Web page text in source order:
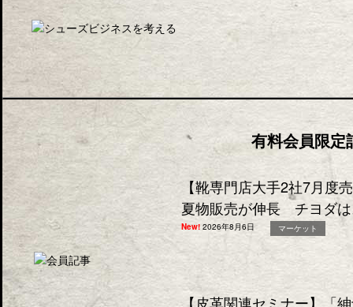
有料会員限定
【靴専門店大手2社7月度
夏物販売が伸長 チヨダ
New!2026年8月6日 マーケット
【皮革関連セミナー】「